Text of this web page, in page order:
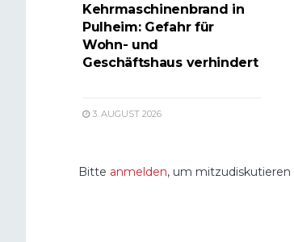
Kehrmaschinenbrand in
Pulheim: Gefahr für
Wohn- und
Geschäftshaus verhindert
3. AUGUST 2026
Bitte anmelden, um mitzudiskutieren